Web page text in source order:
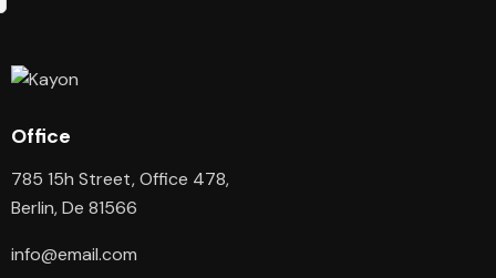
Office
785 15h Street, Office 478,
Berlin, De 81566
info@email.com